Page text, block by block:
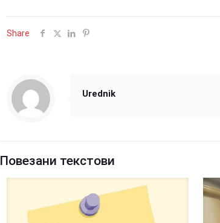
Share
Urednik
Повезани текстови